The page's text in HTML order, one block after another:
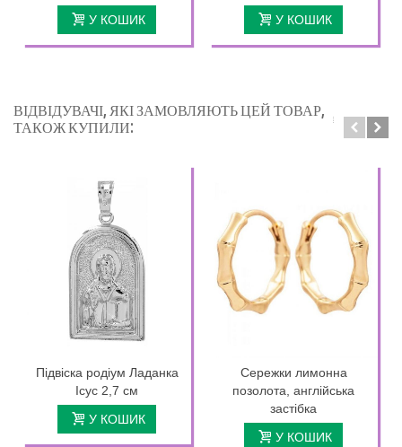
У КОШИК
У КОШИК
ВІДВІДУВАЧІ, ЯКІ ЗАМОВЛЯЮТЬ ЦЕЙ ТОВАР,
ТАКОЖ КУПИЛИ:
Підвіска родіум Ладанка
Ісус 2,7 см
У КОШИК
Сережки лимонна
позолота, англійська
застібка
У КОШИК